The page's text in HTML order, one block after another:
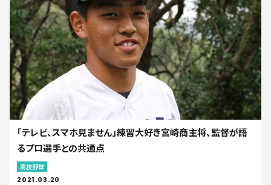
「テレビ、スマホ見ません」練習大好き宮崎商主将、監督が語
るプロ選手との共通点
高校野球
2021.03.20